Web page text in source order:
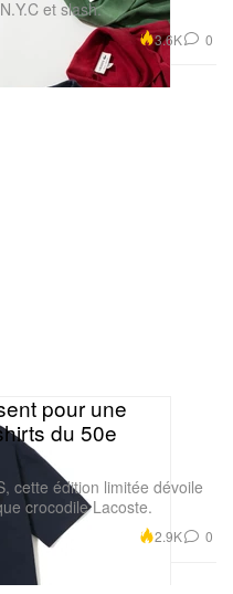
et slash.
3.6K 0
pour une
du 50e
cette édition limitée dévoile
crocodile Lacoste.
2.9K 0